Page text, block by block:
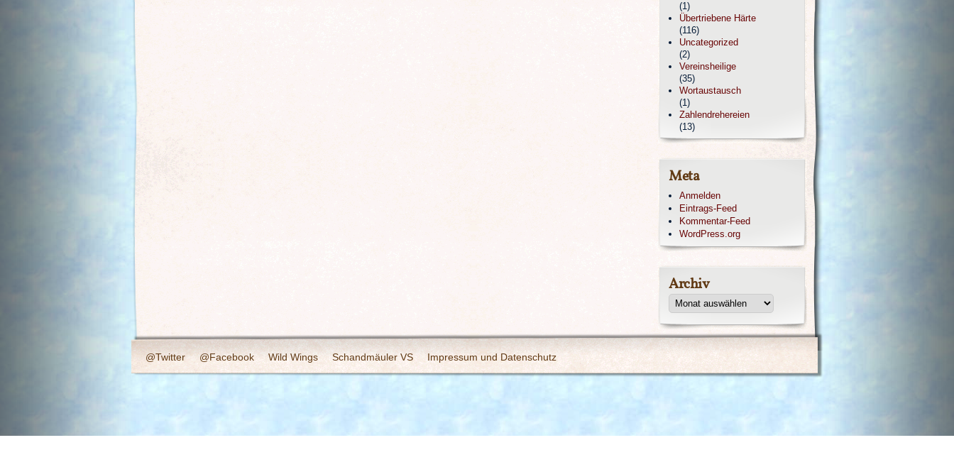
(1)
Übertriebene Härte
(116)
Uncategorized
(2)
Vereinsheilige
(35)
Wortaustausch
(1)
Zahlendrehereien
(13)
Meta
Anmelden
Eintrags-Feed
Kommentar-Feed
WordPress.org
Archiv
@Twitter @Facebook Wild Wings Schandmäuler VS Impressum und Datenschutz